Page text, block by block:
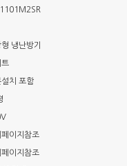
냉난방기
트
설치 포함
페이지참조
페이지참조